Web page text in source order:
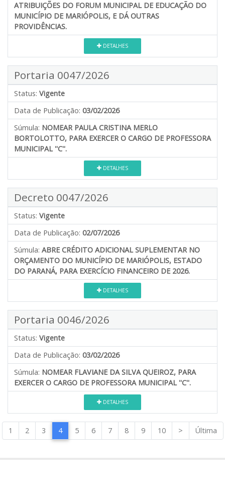
ATRIBUIÇÕES DO FORUM MUNICIPAL DE EDUCAÇÃO DO
MUNICÍPIO DE MARIÓPOLIS, E DÁ OUTRAS
PROVIDÊNCIAS.
DETALHES
Portaria 0047/2026
Status: Vigente
Data de Publicação: 03/02/2026
Súmula: NOMEAR PAULA CRISTINA MERLO
BORTOLOTTO, PARA EXERCER O CARGO DE PROFESSORA
MUNICIPAL ''C''.
DETALHES
Decreto 0047/2026
Status: Vigente
Data de Publicação: 02/07/2026
Súmula: ABRE CRÉDITO ADICIONAL SUPLEMENTAR NO
ORÇAMENTO DO MUNICÍPIO DE MARIÓPOLIS, ESTADO
DO PARANÁ, PARA EXERCÍCIO FINANCEIRO DE 2026.
DETALHES
Portaria 0046/2026
Status: Vigente
Data de Publicação: 03/02/2026
Súmula: NOMEAR FLAVIANE DA SILVA QUEIROZ, PARA
EXERCER O CARGO DE PROFESSORA MUNICIPAL ''C''.
DETALHES
1 2 3 4 5 6 7 8 9 10 > Última